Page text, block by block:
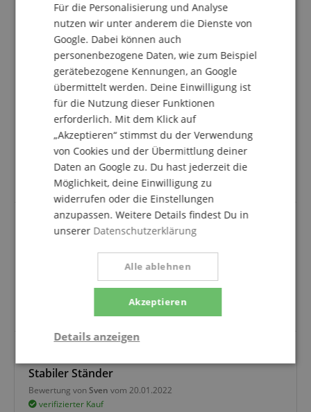
Es gibt ja viele Varianten eines Gitarrenständers. Es
kommt immer darauf an, wofür man ihn braucht. Ich
habe beispielsweise einige Gitarren, die immer "in
der hinteren Reihe stehen" und selten benutzt
werden und andere, die ich fast täglich nutze.
Dieser Ständer ist für die Gitarren in der ersten Reihe
gedacht, die nicht verschließbar usw. sind.
Und für diesen Preis finde ich nichts besseres.
Die nutzen sich auch nicht ab, halten lange. Klare
Kaufempfehlung!
vom 31.10.2023
Solide und qualitativ gutes PRODUKT. Sehr gutes
Preis-Leistungsverhältnis.
Stabiler Ständer
Bewertung von Sven vom 20.01.2022
verifizierter Kauf
Für die Personalisierung und Analyse
nutzen wir unter anderem die Dienste von
Google. Dabei können auch
personenbezogene Daten, wie zum Beispiel
gerätebezogene Kennungen, an Google
übermittelt werden. Deine Einwilligung ist
für die Nutzung dieser Funktionen
erforderlich. Mit dem Klick auf
„Akzeptieren“ stimmst du der Verwendung
von Cookies und der Übermittlung deiner
Daten an Google zu. Du hast jederzeit die
Möglichkeit, deine Einwilligung zu
widerrufen oder die Einstellungen
anzupassen. Weitere Details findest Du in
unserer Datenschutzerklärung
Akzeptieren
Alle ablehnen
Details anzeigen
Notwendig Statistik Marketing